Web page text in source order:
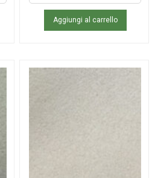
Aggiungi al carrello